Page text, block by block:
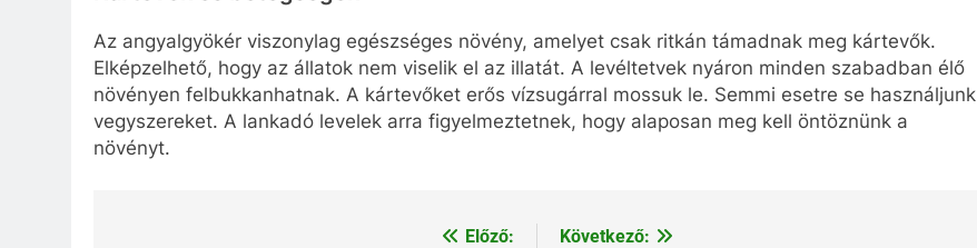
Az angyalgyökér viszonylag egészséges növény, amelyet csak ritkán támadnak meg kártevők.
Elképzelhető, hogy az állatok nem viselik el az illatát. A levéltetvek nyáron minden szabadban élő
növényen felbukkanhatnak. A kártevőket erős vízsugárral mossuk le. Semmi esetre se használjunk
vegyszereket. A lankadó levelek arra figyelmeztetnek, hogy alaposan meg kell öntöznünk a
növényt.
Előző:
Következő: